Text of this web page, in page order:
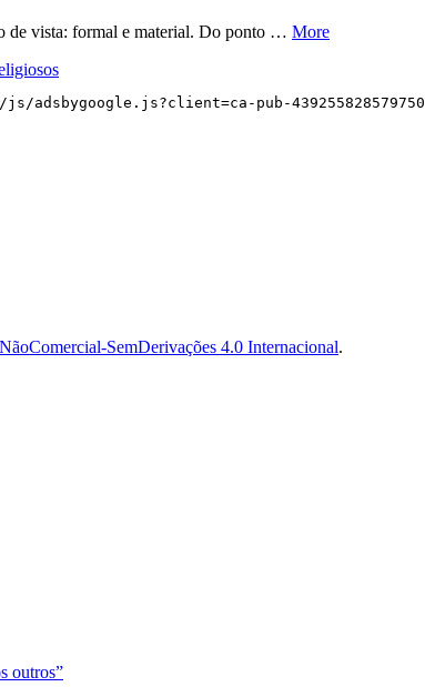
de vista: formal e material. Do ponto … More
adsbygoogle.js?client=ca-pub-
SemDerivações 4.0 Internacional.
outros”